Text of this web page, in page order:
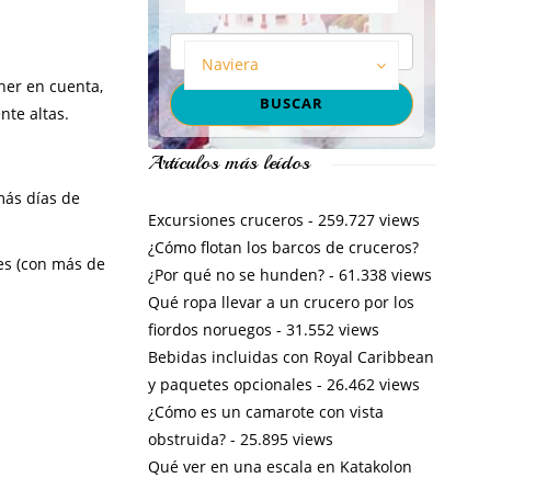
en cuenta,
altas.
días de
(con más de
Naviera
Artículos más leídos
Excursiones cruceros - 259.727 views
¿Cómo flotan los barcos de cruceros?
¿Por qué no se hunden?- 61.338 views
Qué ropa llevar a un crucero por los
fiordos noruegos - 31.552 views
Bebidas incluidas con Royal Caribbean
y paquetes opcionales - 26.462 views
¿Cómo es un camarote con vista
obstruida?- 25.895 views
Qué ver en una escala en Katakolon